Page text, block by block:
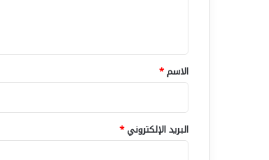
*
الاسم*
البريد الإلكتروني*